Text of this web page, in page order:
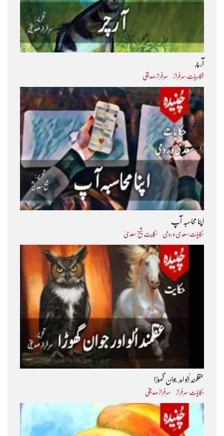
آر چر
فکاہیاتِ سرفراز سرفراز صدیقی
اپنا محاسبہ آپ
حکایات سعدی و رومی حکایت شیخ سعدیؒ
عقلمند اُلّو اور جوان گھوڑا
حکایات سرفراز سرفراز صدیقی